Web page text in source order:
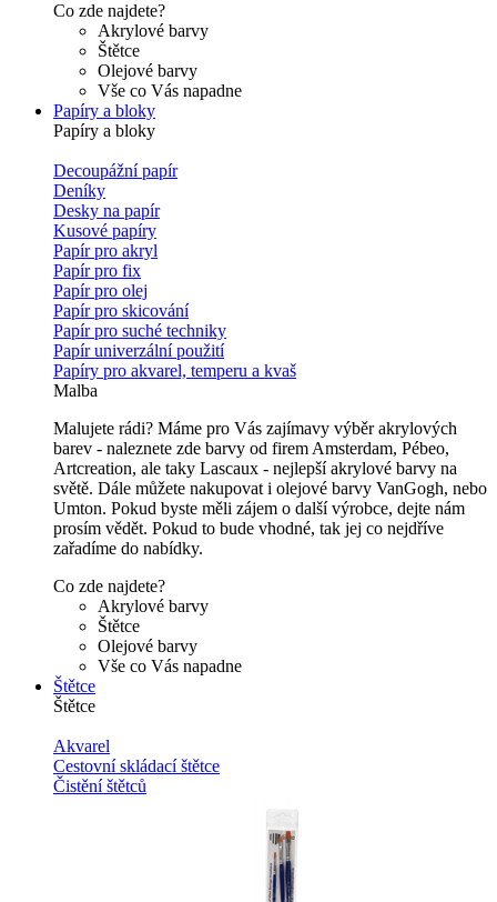
Co zde najdete?
Akrylové barvy
Štětce
Olejové barvy
Vše co Vás napadne
Papíry a bloky
Papíry a bloky
Decoupážní papír
Deníky
Desky na papír
Kusové papíry
Papír pro akryl
Papír pro fix
Papír pro olej
Papír pro skicování
Papír pro suché techniky
Papír univerzální použití
Papíry pro akvarel, temperu a kvaš
Malba
Malujete rádi? Máme pro Vás zajímavy výběr akrylových
barev - naleznete zde barvy od firem Amsterdam, Pébeo,
Artcreation, ale taky Lascaux - nejlepší akrylové barvy na
světě. Dále můžete nakupovat i olejové barvy VanGogh, nebo
Umton. Pokud byste měli zájem o další výrobce, dejte nám
prosím vědět. Pokud to bude vhodné, tak jej co nejdříve
zařadíme do nabídky.
Co zde najdete?
Akrylové barvy
Štětce
Olejové barvy
Vše co Vás napadne
Štětce
Štětce
Akvarel
Cestovní skládací štětce
Čistění štětců